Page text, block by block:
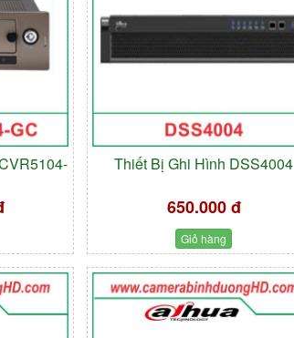
Thiết Bị Ghi Hình DSS4004
650.000 đ
Giỏ hàng